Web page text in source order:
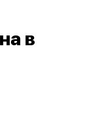
в